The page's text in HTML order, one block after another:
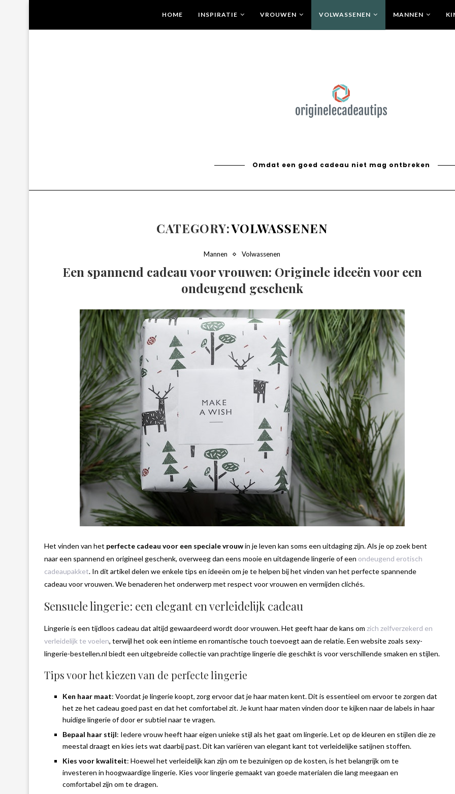
HOME INSPIRATIE VROUWEN VOLWASSENEN MANNEN
Omdat een goed cadeau niet mag ontbreken
CATEGORY:VOLWASSENEN
Mannen Volwassenen
Een spannend cadeau voor vrouwen: Originele ideeën voor een
ondeugend geschenk
Het vinden van het perfecte cadeau voor een speciale vrouwin je leven kan soms een uitdaging zijn. Als je op zoek bent
naar een spannend en origineel geschenk, overweeg dan eens mooie en uitdagende lingerie of een ondeugend erotisch
cadeaupakket. In dit artikel delen we enkele tips en ideeën om je te helpen bij het vinden van het perfecte spannende
cadeau voor vrouwen. We benaderen het onderwerp met respect voor vrouwen en vermijden clichés.
Sensuele lingerie: een elegant en verleidelijk cadeau
Lingerie is een tijdloos cadeau dat altijd gewaardeerd wordt door vrouwen. Het geeft haar de kans om zich zelfverzekerd en
verleidelijk te voelen, terwijl het ook een intieme en romantische touch toevoegt aan de relatie. Een website zoals sexy-
lingerie-bestellen.nl biedt een uitgebreide collectie van prachtige lingerie die geschikt is voor verschillende smaken en stijlen.
Tips voor het kiezen van de perfecte lingerie
Ken haar maat: Voordat je lingerie koopt, zorg ervoor dat je haar maten kent. Dit is essentieel om ervoor te zorgen dat
het ze het cadeau goed past en dat het comfortabel zit. Je kunt haar maten vinden door te kijken naar de labels in haar
huidige lingerie of door er subtiel naar te vragen.
Bepaal haar stijl: Iedere vrouw heeft haar eigen unieke stijl als het gaat om lingerie. Let op de kleuren en stijlen die ze
meestal draagt en kies iets wat daarbij past. Dit kan variëren van elegant kant tot verleidelijke satijnen stoffen.
Kies voor kwaliteit: Hoewel het verleidelijk kan zijn om te bezuinigen op de kosten, is het belangrijk om te
investeren in hoogwaardige lingerie. Kies voor lingerie gemaakt van goede materialen die lang meegaan en
comfortabel zijn om te dragen.
een eigen interieur
met...
september 24, 2020
Wat is de caferacer en hoe ga je...
Dé tip voor een origineel zakelijk
relatiegeschenk